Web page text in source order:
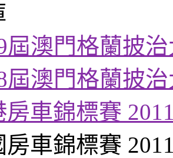
屆澳門格蘭披
屆澳門格蘭披
房車錦標賽
房車錦標賽